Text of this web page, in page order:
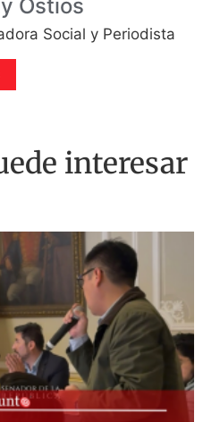
Ostios
Social y Periodista
interesar